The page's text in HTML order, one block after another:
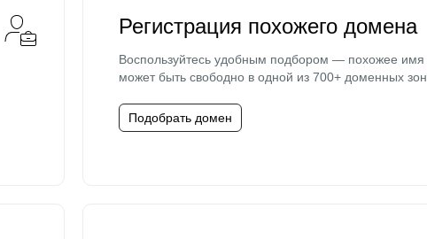
Регистрация похожего домена
Воспользуйтесь удобным подбором — похожее имя
может быть свободно в одной из 700+ доменных зон.
Подобрать домен